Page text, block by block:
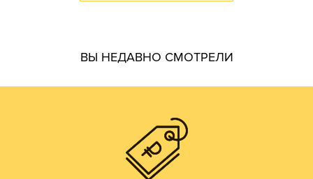
ВЫ НЕДАВНО СМОТРЕЛИ
ЦЕНЫ
Цены на гофротару нашего производства всегда ниже,
чем у посредников или переработчиков, так как сырье
производства готовой продукции осуществляем
производить практически все возможные виды и типы
гофротары.